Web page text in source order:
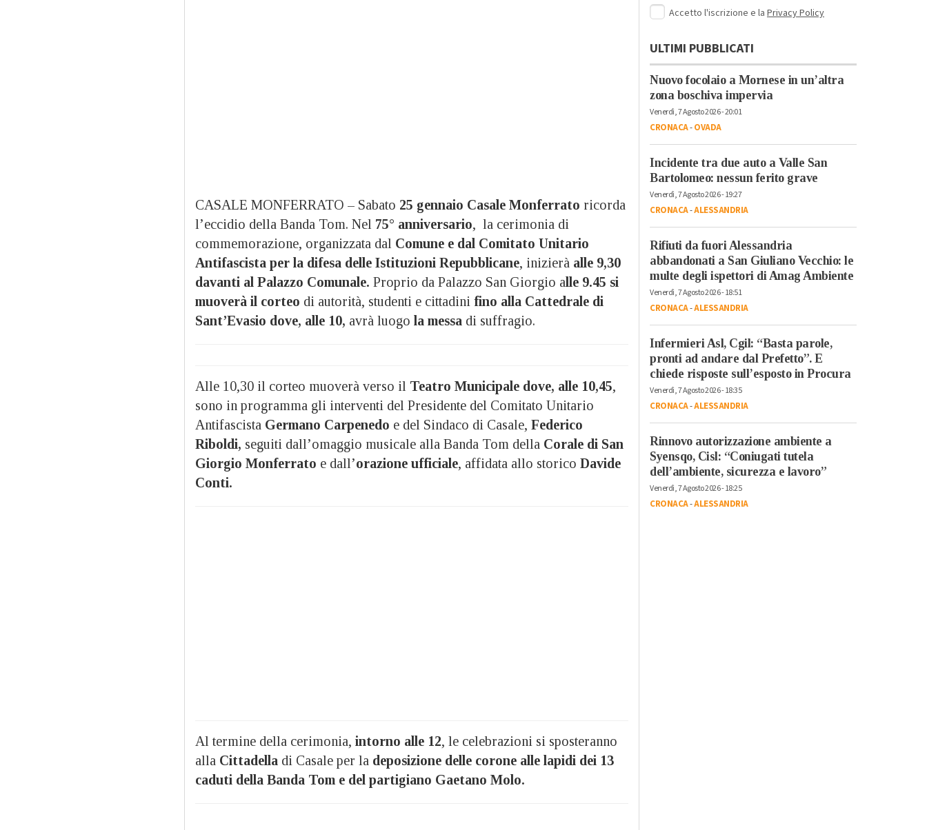
CASALE MONFERRATO – Sabato 25 gennaio Casale Monferrato ricorda
l’eccidio della Banda Tom. Nel 75° anniversario, la cerimonia di
commemorazione, organizzata dal Comune e dal Comitato Unitario
Antifascista per la difesa delle Istituzioni Repubblicane, inizierà alle 9,30
davanti al Palazzo Comunale. Proprio da Palazzo San Giorgio alle 9.45 si
muoverà il corteo di autorità, studenti e cittadini fino alla Cattedrale di
Sant’Evasio dove, alle 10, avrà luogo la messa di suffragio.
Alle 10,30 il corteo muoverà verso il Teatro Municipale dove, alle 10,45,
sono in programma gli interventi del Presidente del Comitato Unitario
Antifascista Germano Carpenedo e del Sindaco di Casale, Federico
Riboldi, seguiti dall’omaggio musicale alla Banda Tom della Corale di San
Giorgio Monferrato e dall’orazione ufficiale, affidata allo storico Davide
Conti.
Al termine della cerimonia, intorno alle 12, le celebrazioni si sposteranno
alla Cittadella di Casale per la deposizione delle corone alle lapidi dei 13
caduti della Banda Tom e del partigiano Gaetano Molo.
Accetto l'iscrizione e la Privacy Policy
ULTIMI PUBBLICATI
Nuovo focolaio a Mornese in un’altra
zona boschiva impervia
Venerdì, 7 Agosto 2026 - 20:01
CRONACA-OVADA
Incidente tra due auto a Valle San
Bartolomeo: nessun ferito grave
Venerdì, 7 Agosto 2026 - 19:27
CRONACA-ALESSANDRIA
Rifiuti da fuori Alessandria
abbandonati a San Giuliano Vecchio: le
multe degli ispettori di Amag Ambiente
Venerdì, 7 Agosto 2026 - 18:51
CRONACA-ALESSANDRIA
Infermieri Asl, Cgil: “Basta parole,
pronti ad andare dal Prefetto”. E
chiede risposte sull’esposto in Procura
Venerdì, 7 Agosto 2026 - 18:35
CRONACA-ALESSANDRIA
Rinnovo autorizzazione ambiente a
Syensqo, Cisl: “Coniugati tutela
dell’ambiente, sicurezza e lavoro”
Venerdì, 7 Agosto 2026 - 18:25
CRONACA-ALESSANDRIA